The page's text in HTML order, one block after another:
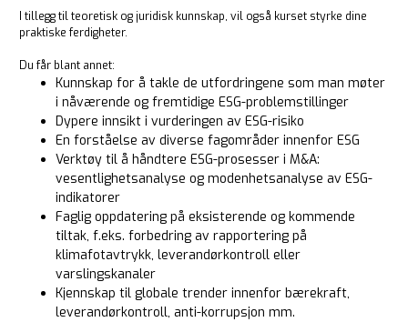
I tillegg til teoretisk og juridisk kunnskap, vil også kurset styrke dine
praktiske ferdigheter.
Du får blant annet:
Kunnskap for å takle de utfordringene som man møter
i nåværende og fremtidige ESG-problemstillinger
Dypere innsikt i vurderingen av ESG-risiko
En forståelse av diverse fagområder innenfor ESG
Verktøy til å håndtere ESG-prosesser i M&A:
vesentlighetsanalyse og modenhetsanalyse av ESG-
indikatorer
Faglig oppdatering på eksisterende og kommende
tiltak, f.eks. forbedring av rapportering på
klimafotavtrykk, leverandørkontroll eller
varslingskanaler
Kjennskap til globale trender innenfor bærekraft,
leverandørkontroll, anti-korrupsjon mm.